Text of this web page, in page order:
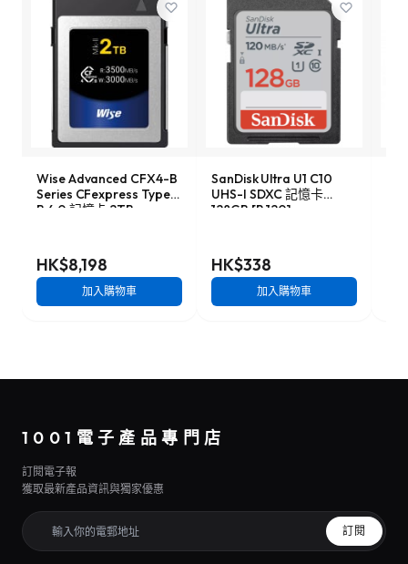
Wise Advanced CFX4-B
Series CFexpress Type-
B 4.0 記憶卡 2TB
HK$8,198
加入購物車
SanDisk Ultra U1 C10
UHS-I SDXC 記憶卡
128GB [R:120]
HK$338
加入購物車
1001電子產品專門店
訂閱電子報
獲取最新產品資訊與獨家優惠
訂閱